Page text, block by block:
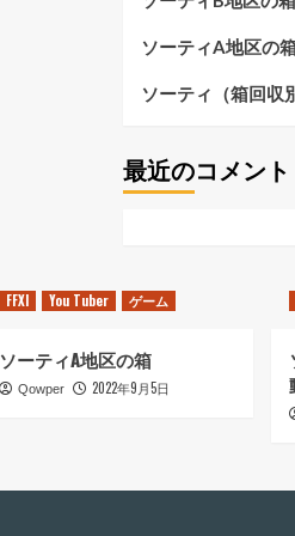
ソーティA地区の
ソーティ（箱回収
最近のコメント
FFXI You Tuber ゲーム
ソーティA地区の箱
Qowper 2022年9月5日